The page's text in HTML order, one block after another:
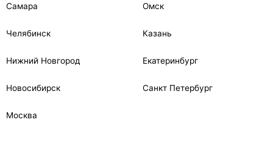
Самара Омск
Челябинск Казань
Нижний Новгород Екатеринбург
Новосибирск Санкт Петербург
Москва